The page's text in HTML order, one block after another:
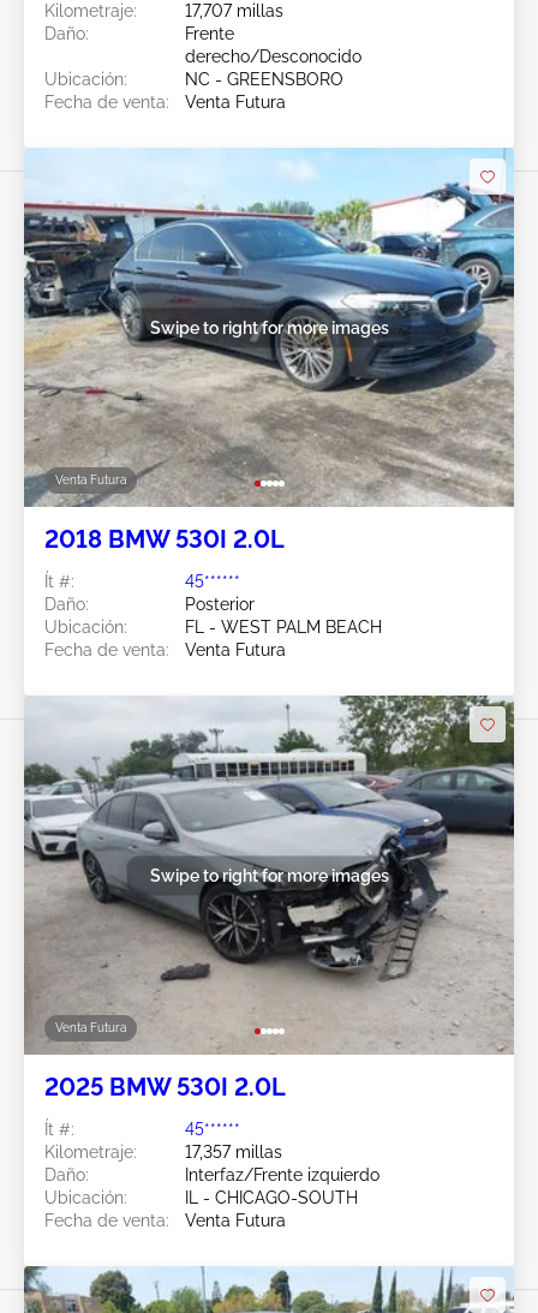
Kilometraje:
17,707 millas
Daño:
Frente
derecho/Desconocido
Ubicación:
NC - GREENSBORO
Fecha de venta:
Venta Futura
Venta Futura
Swipe to right for more images
2018 BMW 530I 2.0L
Ít #:
45******
Daño:
Posterior
Ubicación:
FL - WEST PALM BEACH
Fecha de venta:
Venta Futura
Venta Futura
Swipe to right for more images
2025 BMW 530I 2.0L
Ít #:
45******
Kilometraje:
17,357 millas
Daño:
Interfaz/Frente izquierdo
Ubicación:
IL - CHICAGO-SOUTH
Fecha de venta:
Venta Futura